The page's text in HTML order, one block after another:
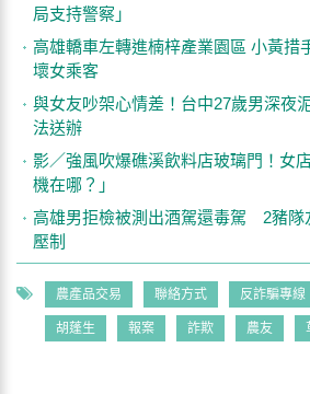
局支持警察」
高雄轎車左轉進楠梓產業園區 小黃措
壞女乘客
與女友吵架心情差！台中27歲男深夜
法送辦
影／強風吹爆礁溪飲料店玻璃門！女
機在哪？」
高雄男拒檢被測出酒駕還毒駕 2豬隊
壓制
農產品交易 聯絡方式 反詐騙專線
胡蓬生 報案 詐欺 農友